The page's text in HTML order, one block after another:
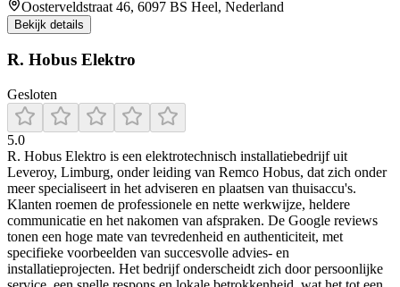
Oosterveldstraat 46, 6097 BS Heel, Nederland
Bekijk details
R. Hobus Elektro
Gesloten
5.0
R. Hobus Elektro is een elektrotechnisch installatiebedrijf uit
Leveroy, Limburg, onder leiding van Remco Hobus, dat zich onder
meer specialiseert in het adviseren en plaatsen van thuisaccu's.
Klanten roemen de professionele en nette werkwijze, heldere
communicatie en het nakomen van afspraken. De Google reviews
tonen een hoge mate van tevredenheid en authenticiteit, met
specifieke voorbeelden van succesvolle advies- en
installatieprojecten. Het bedrijf onderscheidt zich door persoonlijke